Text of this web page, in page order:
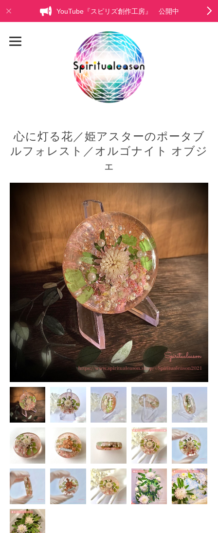
YouTube『スピリズ創作工房』 公開中
心に灯る花／姫アスターのポータブ
ルフォレスト／オルゴナイト オブジ
ェ